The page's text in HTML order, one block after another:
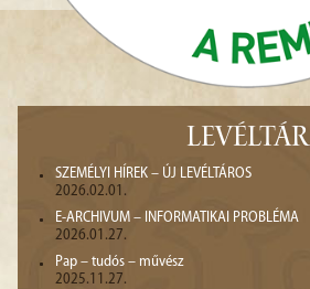
LEVÉLTÁR
SZEMÉLYI HÍREK – ÚJ LEVÉLTÁROS
2026.02.01.
E-ARCHIVUM – INFORMATIKAI PROBLÉMA
2026.01.27.
Pap – tudós – művész
2025.11.27.